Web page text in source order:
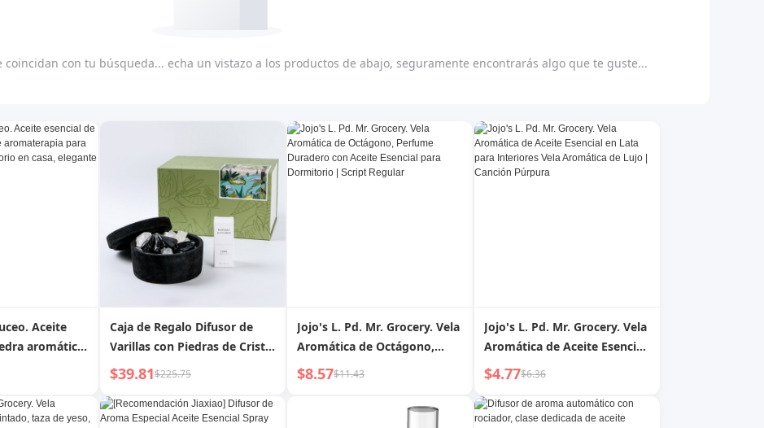
con tu búsqueda... echa un vistazo a los productos de abajo, seguramente encontrarás algo que te guste...
Aceite
aromática
para
Descuento
Caja de Regalo Difusor de
Varillas con Piedras de Cristal
Aromáticas de Cemento y
$39.81$225.75
Jojo's L. Pd. Mr. Grocery. Vela
Aromática de Octágono,
Perfume Duradero con Aceite
$8.57$11.43
Jojo's L. Pd. Mr. Grocery. Vela
Aromática de Aceite Esencial
en Lata para Interiores Vela
Púrpura
$4.77$6.36